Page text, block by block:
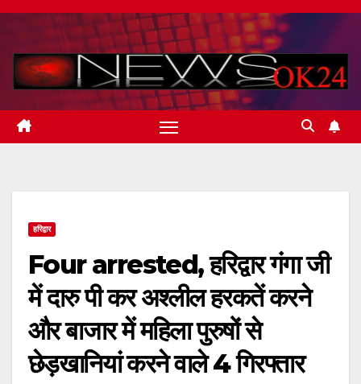
Skip
content
हरिद्वार
Four arrested, हरिद्वार गंगा जी
में दारु पी कर अश्लील हरकतें करने
और बाजार में महिला पुरुषों से
छेड़खानियां करने वाले 4 गिरफ्तार